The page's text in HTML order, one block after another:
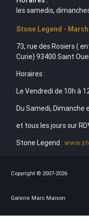
les samedis,
Stone Legend -
73, rue des Rosiers (
Curie) 93400 Saint
Horaires :
Le Vendredi de 10h à
Du Samedi, Dimanche
et tous les jours sur
Stone Legend :
Copyright © 2007-2026
Galerie Marc Maison